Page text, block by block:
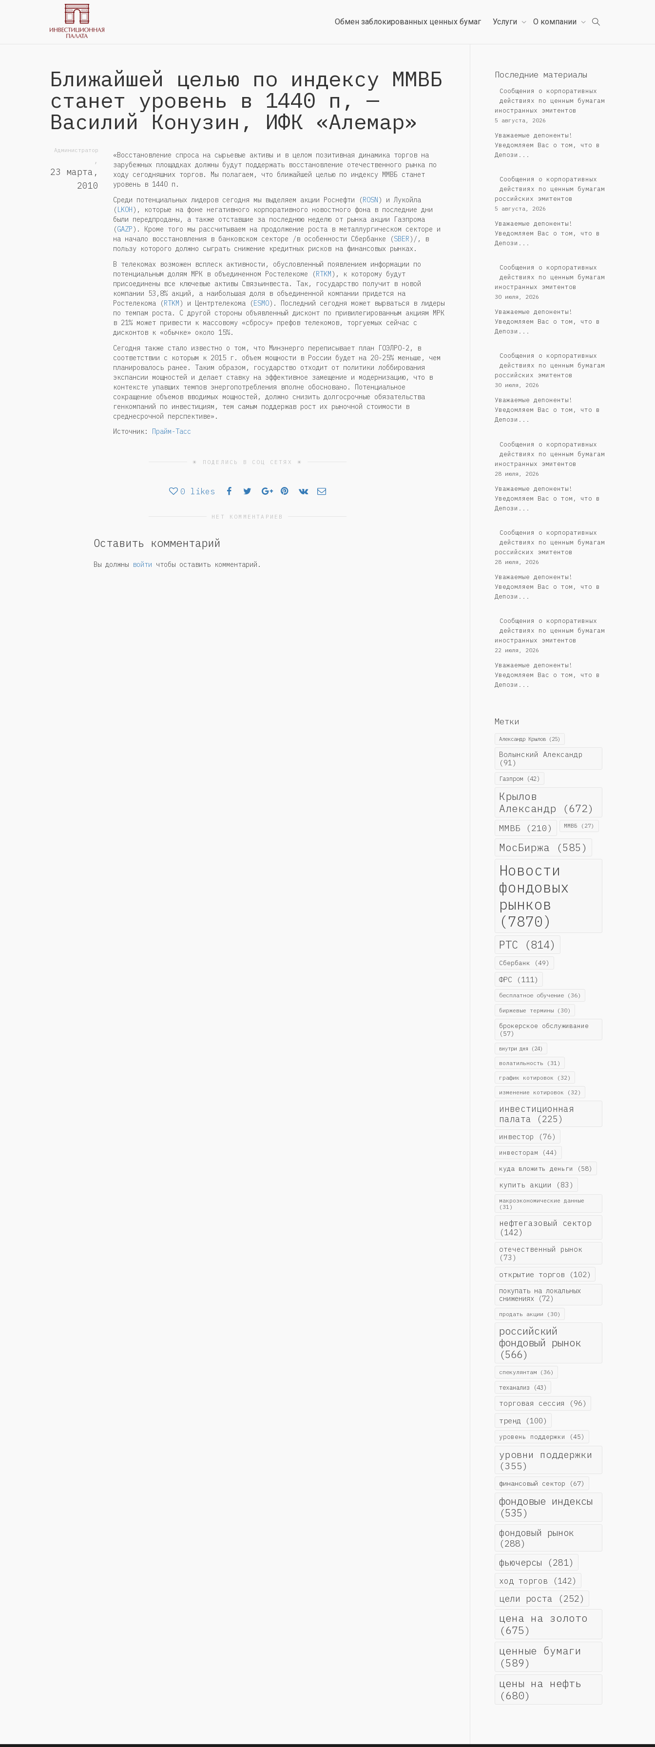
Обмен заблокированных ценных бумаг Услуги О компании
Ближайшей целью по индексу ММВБ
станет уровень в 1440 п, —
Василий Конузин, ИФК «Алемар»
Администратор
,
23 марта,
2010
«Восстановление спроса на сырьевые активы и в целом позитивная динамика торгов на
зарубежных площадках должны будут поддержать восстановление отечественного рынка по
ходу сегодняшних торгов. Мы полагаем, что ближайшей целью по индексу ММВБ станет
уровень в 1440 п.
Среди потенциальных лидеров сегодня мы выделяем акции Роснефти (ROSN) и Лукойла
(LKOH), которые на фоне негативного корпоративного новостного фона в последние дни
были передпроданы, а также отставшие за последнюю неделю от рынка акции Газпрома
(GAZP). Кроме того мы рассчитываем на продолжение роста в металлургическом секторе и
на начало восстановления в банковском секторе /в особенности Сбербанке (SBER)/, в
пользу которого должно сыграть снижение кредитных рисков на финансовых рынках.
В телекомах возможен всплеск активности, обусловленный появлением информации по
потенциальным долям МРК в объединенном Ростелекоме (RTKM), к которому будут
присоединены все ключевые активы Связьинвеста. Так, государство получит в новой
компании 53,8% акций, а наибольшая доля в объединенной компании придется на
Ростелекома (RTKM) и Центртелекома (ESMO). Последний сегодня может вырваться в лидеры
по темпам роста. С другой стороны объявленный дисконт по привилегированным акциям МРК
в 21% может привести к массовому «сбросу» префов телекомов, торгуемых сейчас с
дисконтов к «обычке» около 15%.
Сегодня также стало известно о том, что Минэнерго переписывает план ГОЭЛРО-2, в
соответствии с которым к 2015 г. объем мощности в России будет на 20-25% меньше, чем
планировалось ранее. Таким образом, государство отходит от политики лоббирования
экспансии мощностей и делает ставку на эффективное замещение и модернизацию, что в
контексте упавших темпов энергопотребления вполне обосновано. Потенциальное
сокращение объемов вводимых мощностей, должно снизить долгосрочные обязательства
генкомпаний по инвестициям, тем самым поддержав рост их рыночной стоимости в
среднесрочной перспективе».
Источник:
Прайм-Тасс
☀ ПОДЕЛИСЬ В СОЦ СЕТЯХ ☀
0 likes
НЕТ КОММЕНТАРИЕВ
Оставить комментарий
Вы должны войти чтобы оставить комментарий.
Последние материалы
Сообщения о корпоративных
действиях по ценным бумагам
иностранных эмитентов
5 августа, 2026
Уважаемые депоненты!
Уведомляем Вас о том, что в
Депози...
Cообщения о корпоративных
действиях по ценным бумагам
российских эмитентов
5 августа, 2026
Уважаемые депоненты!
Уведомляем Вас о том, что в
Депози...
Сообщения о корпоративных
действиях по ценным бумагам
иностранных эмитентов
30 июля, 2026
Уважаемые депоненты!
Уведомляем Вас о том, что в
Депози...
Cообщения о корпоративных
действиях по ценным бумагам
российских эмитентов
30 июля, 2026
Уважаемые депоненты!
Уведомляем Вас о том, что в
Депози...
Сообщения о корпоративных
действиях по ценным бумагам
иностранных эмитентов
28 июля, 2026
Уважаемые депоненты!
Уведомляем Вас о том, что в
Депози...
Cообщения о корпоративных
действиях по ценным бумагам
российских эмитентов
28 июля, 2026
Уважаемые депоненты!
Уведомляем Вас о том, что в
Депози...
Сообщения о корпоративных
действиях по ценным бумагам
иностранных эмитентов
22 июля, 2026
Уважаемые депоненты!
Уведомляем Вас о том, что в
Депози...
Метки
Александр Крылов(25)
Волынский Александр
(91)
Газпром(42)
Крылов
Александр (672)
ММВБ (210) ММВБ (27)
МосБиржа (585)
Новости
фондовых
рынков
(7870)
РТС (814)
Сбербанк (49)
ФРС (111)
бесплатное обучение(36)
биржевые термины(30)
брокерское обслуживание
(57)
внутри дня (24)
волатильность (31)
график котировок (32)
изменение котировок (32)
инвестиционная
палата (225)
инвестор (76)
инвесторам (44)
куда вложить деньги (58)
купить акции (83)
макроэкономические данные
(31)
нефтегазовый сектор
(142)
отечественный рынок
(73)
открытие торгов (102)
покупать на локальных
снижениях(72)
продать акции (30)
российский
фондовый рынок
(566)
спекулянтам(36)
теханализ (43)
торговая сессия (96)
тренд (100)
уровень поддержки (45)
уровни поддержки
(355)
финансовый сектор (67)
фондовые индексы
(535)
фондовый рынок
(288)
фьючерсы (281)
ход торгов (142)
цели роста (252)
цена на золото
(675)
ценные бумаги
(589)
цены на нефть
(680)